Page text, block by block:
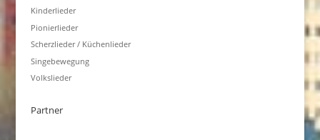
Kinderlieder
Pionierlieder
Scherzlieder / Küchenlieder
Singebewegung
Volkslieder
Partner